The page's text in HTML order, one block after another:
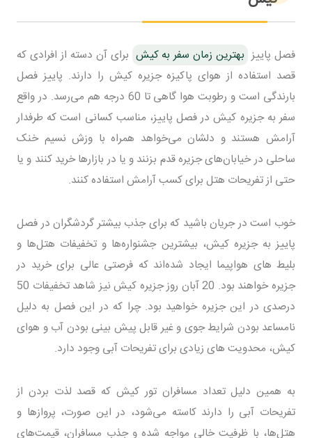
فصل پاییز بهترین زمان سفر به کیش برای آن دسته از افرادی که
قصد استفاده از هوای پاکیزه جزیره کیش را دارند. پاییز فصل
بارندگی است و رطوبت هوا گاهی تا 60 درجه هم می‌رسد. در واقع
سفر به جزیره کیش در فصل پاییز، مناسب کسانی است که طرفدار
آرامش هستند و دلشان می‌خواهد همراه با وزش نسیم خنک
ساحلی در خیابان‌های جزیره قدم بزنند و یا در بازارها خرید کنند و یا
حتی از تفریحات هتل برای کسب آرامش استفاده کنند.
خوب است در جریان باشید که برای جذب بیشتر گردشگران در فصل
پاییز به جزیره کیش، بیشترین جشنواره‌ها و تخفیفات هتل‌ها و
بلیط های هواپیما ایجاد شده‌اند که فرصتی عالی برای خرید در
جزیره خواهند بود. 20 آبان روز جزیره کیش نیز شاهد تخفیفات 50
درصدی در این جزیره خواهید بود. چرا که در این فصل به دلیل
نامساعد بودن شرایط جوی و غیر قابل پیش بینی بودن آب و هوای
کیش، محدویت های زیادی برای تفریحات آبی وجود دارد.
به همین دلیل تعداد مسافران تور کیش که قصد لذت بردن از
تفریحات آبی را دارند کاسته می‌شود، در این صورت، پروازها و
هتل‌ها، با ظرفیت خالی مواجه شده و جذب مسافران، قیمت‌های